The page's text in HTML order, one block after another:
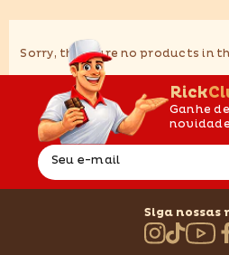
Sorry, there are no products in
Ganhe
Seu e-mail
Siga nossas